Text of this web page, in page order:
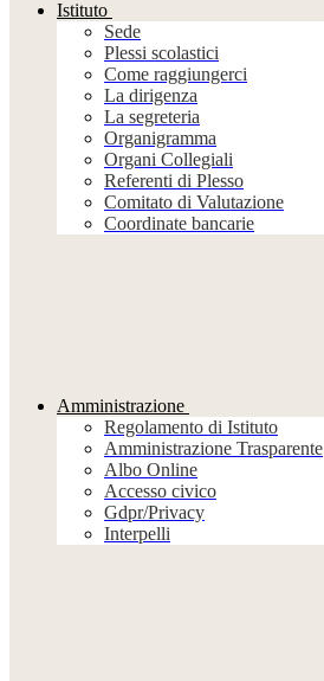
Istituto
Sede
Plessi scolastici
Come raggiungerci
La dirigenza
La segreteria
Organigramma
Organi Collegiali
Referenti di Plesso
Comitato di Valutazione
Coordinate bancarie
Amministrazione
Regolamento di Istituto
Amministrazione Trasparente
Albo Online
Accesso civico
Gdpr/Privacy
Interpelli